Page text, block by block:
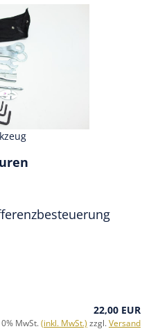
22,00 EUR
MwSt.(inkl. MwSt.) zzgl.Versand